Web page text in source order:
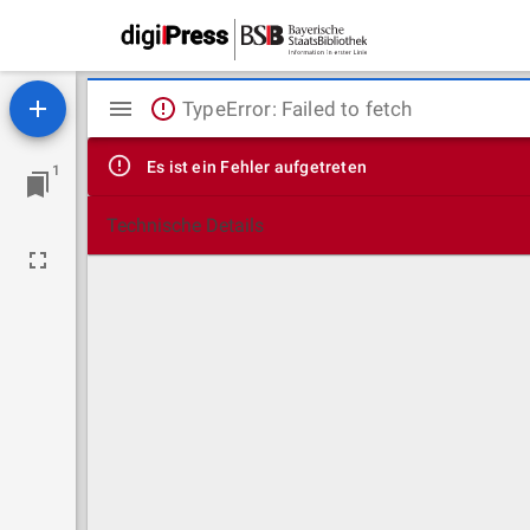
1
Mirador
Viewer
TypeError: Failed to fetch
Es ist ein Fehler aufgetreten
Technische Details